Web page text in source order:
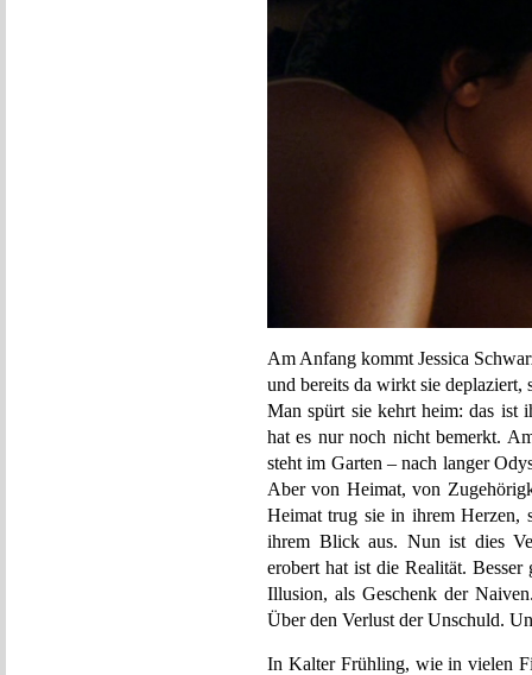
Am Anfang kommt Jessica
und bereits da wirkt sie
Man spürt sie kehrt heim: das ist
hat es nur noch nicht bemerkt.
steht im Garten – nach langer
Aber von Heimat, von
Heimat trug sie in ihrem Herzen,
ihrem Blick aus. Nun ist dies
erobert hat ist die Realität.
Illusion, als Geschenk der
Über den Verlust der Unschuld.
In Kalter Frühling, wie in vielen